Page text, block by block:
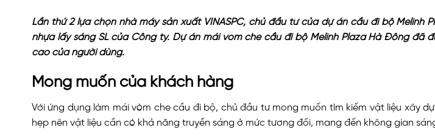
Lần thứ 2 lựa chọn nhà máy sản xuất VINASPC, chủ đầu tư của dự án cầu đi bộ
nhựa lấy sáng SL của Công ty. Dự án mái vòm che cầu đi bộ Melinh Plaza Hà Đông
cao của người dùng.
Mong muốn của khách hàng
Với ứng dụng làm mái vòm che cầu đi bộ, chủ đầu tư mong muốn tìm kiếm vật liệu xây
hẹp nên vật liệu cần có khả năng truyền sáng ở mức tương đối, mang đến không gian